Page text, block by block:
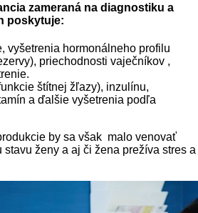
zameraná na diagnostiku a
poskytuje:
vyšetrenia hormonálneho profilu
priechodnosti vaječníkov ,
štítnej žľazy), inzulínu,
a ďalšie vyšetrenia podľa
by sa však malo venovať
ženy a aj či žena prežíva stres a